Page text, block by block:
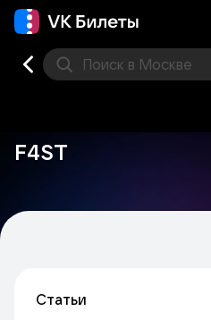
Поиск в Москве
F4ST
Статьи